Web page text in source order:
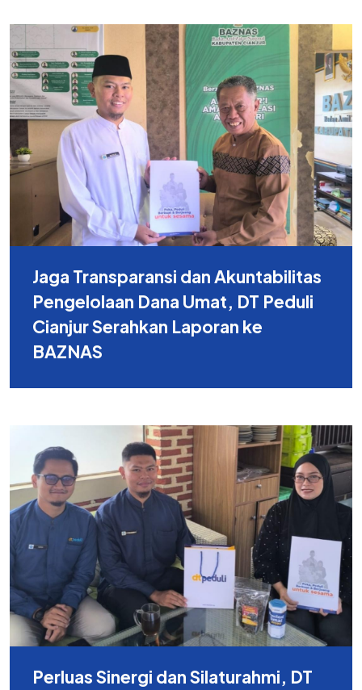
Jaga Transparansi dan Akuntabilitas
Pengelolaan Dana Umat, DT Peduli
Cianjur Serahkan Laporan ke
BAZNAS
Perluas Sinergi dan Silaturahmi, DT